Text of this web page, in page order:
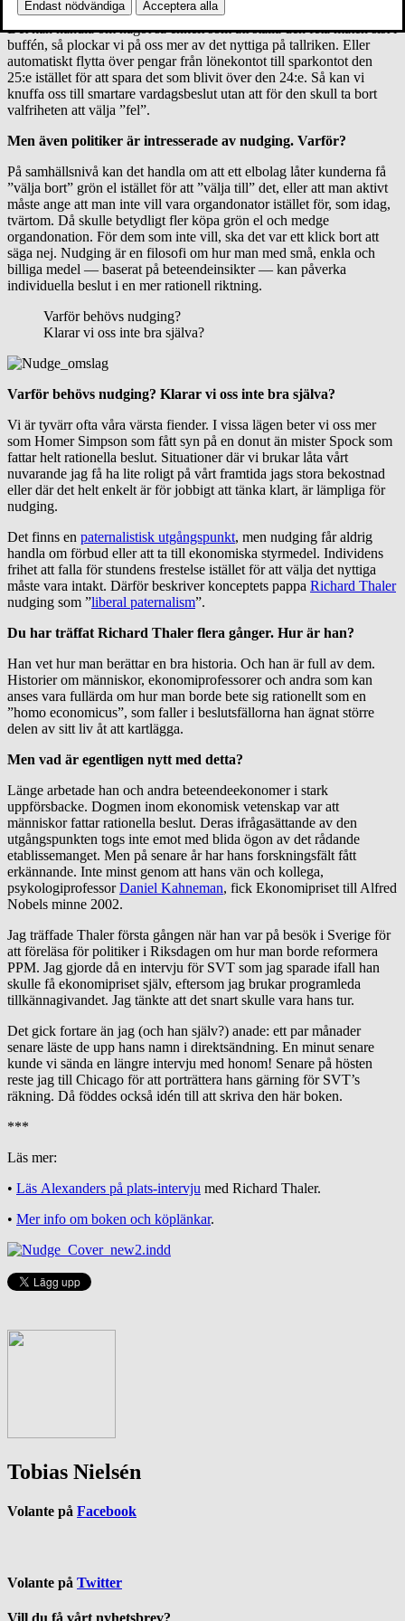
Det kan handla om något så enkelt som att ställa den feta maten sist i
buffén, så plockar vi på oss mer av det nyttiga på tallriken. Eller
automatiskt flytta över pengar från lönekontot till sparkontot den
25:e istället för att spara det som blivit över den 24:e. Så kan vi
knuffa oss till smartare vardagsbeslut utan att för den skull ta bort
valfriheten att välja ”fel”.
Men även politiker är intresserade av nudging. Varför?
På samhällsnivå kan det handla om att ett elbolag låter kunderna få
”välja bort” grön el istället för att ”välja till” det, eller att man aktivt
måste ange att man inte vill vara organdonator istället för, som idag,
tvärtom. Då skulle betydligt fler köpa grön el och medge
organdonation. För dem som inte vill, ska det var ett klick bort att
säga nej. Nudging är en filosofi om hur man med små, enkla och
billiga medel — baserat på beteendeinsikter — kan påverka
individuella beslut i en mer rationell riktning.
Varför behövs nudging?
Klarar vi oss inte bra själva?
Varför behövs nudging? Klarar vi oss inte bra själva?
Vi är tyvärr ofta våra värsta fiender. I vissa lägen beter vi oss mer
som Homer Simpson som fått syn på en donut än mister Spock som
fattar helt rationella beslut. Situationer där vi brukar låta vårt
nuvarande jag få ha lite roligt på vårt framtida jags stora bekostnad
eller där det helt enkelt är för jobbigt att tänka klart, är lämpliga för
nudging.
Det finns en paternalistisk utgångspunkt, men nudging får aldrig
handla om förbud eller att ta till ekonomiska styrmedel. Individens
frihet att falla för stundens frestelse istället för att välja det nyttiga
måste vara intakt. Därför beskriver konceptets pappa Richard Thaler
nudging som ”liberal paternalism”.
Du har träffat Richard Thaler flera gånger. Hur är han?
Han vet hur man berättar en bra historia. Och han är full av dem.
Historier om människor, ekonomiprofessorer och andra som kan
anses vara fullärda om hur man borde bete sig rationellt som en
”homo economicus”, som faller i beslutsfällorna han ägnat större
delen av sitt liv åt att kartlägga.
Men vad är egentligen nytt med detta?
Länge arbetade han och andra beteendeekonomer i stark
uppförsbacke. Dogmen inom ekonomisk vetenskap var att
människor fattar rationella beslut. Deras ifrågasättande av den
utgångspunkten togs inte emot med blida ögon av det rådande
etablissemanget. Men på senare år har hans forskningsfält fått
erkännande. Inte minst genom att hans vän och kollega,
psykologiprofessorDaniel Kahneman, fick Ekonomipriset till Alfred
Nobels minne 2002.
Jag träffade Thaler första gången när han var på besök i Sverige för
att föreläsa för politiker i Riksdagen om hur man borde reformera
PPM. Jag gjorde då en intervju för SVT som jag sparade ifall han
skulle få ekonomipriset själv, eftersom jag brukar programleda
tillkännagivandet. Jag tänkte att det snart skulle vara hans tur.
Det gick fortare än jag (och han själv?) anade: ett par månader
senare läste de upp hans namn i direktsändning. En minut senare
kunde vi sända en längre intervju med honom! Senare på hösten
reste jag till Chicago för att porträttera hans gärning för SVT’s
räkning. Då föddes också idén till att skriva den här boken.
***
Läs mer:
• Läs Alexanders på plats-intervju med Richard Thaler.
• Mer info om boken och köplänkar.
Tobias Nielsén
Volante på Facebook
Volante på Twitter
Vill du få vårt nyhetsbrev?
Endast nödvändiga Acceptera alla